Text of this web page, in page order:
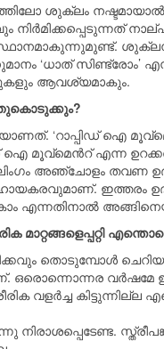
ശുക്ലം നഷ്ടമായാല്‍
‘ധാത് സിണ്ട്രോം’
ആവശ്യമാകും.
‘റാപ്പിഡ് ഐ
ഐ മൂവ്മെന്‍റ് എന്ന
ലിംഗം അഞ്ചോളം തവണ
ഇത്തരം
എന്നതിനാല്‍
മാറ്റങ്ങളെപ്പറ്റി
തൊടുമ്പോള്‍
വര്‍ഷമേ
വളര്‍ച്ച
നിരാശപ്പെടേണ്ട.